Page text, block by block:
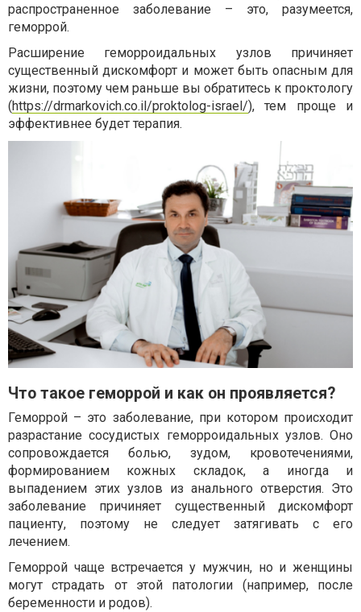
распространенное заболевание – это, разумеется,
геморрой.
Расширение геморроидальных узлов причиняет
существенный дискомфорт и может быть опасным для
жизни, поэтому чем раньше вы обратитесь к проктологу
(https://drmarkovich.co.il/proktolog-israel/), тем проще и
эффективнее будет терапия.
Что такое геморрой и как он проявляется?
Геморрой – это заболевание, при котором происходит
разрастание сосудистых геморроидальных узлов. Оно
сопровождается болью, зудом, кровотечениями,
формированием кожных складок, а иногда и
выпадением этих узлов из анального отверстия. Это
заболевание причиняет существенный дискомфорт
пациенту, поэтому не следует затягивать с его
лечением.
Геморрой чаще встречается у мужчин, но и женщины
могут страдать от этой патологии (например, после
беременности и родов).